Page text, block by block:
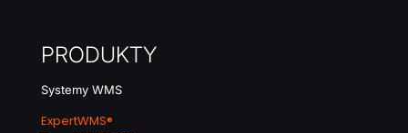
PRODUKTY
Systemy WMS
ExpertWMS®